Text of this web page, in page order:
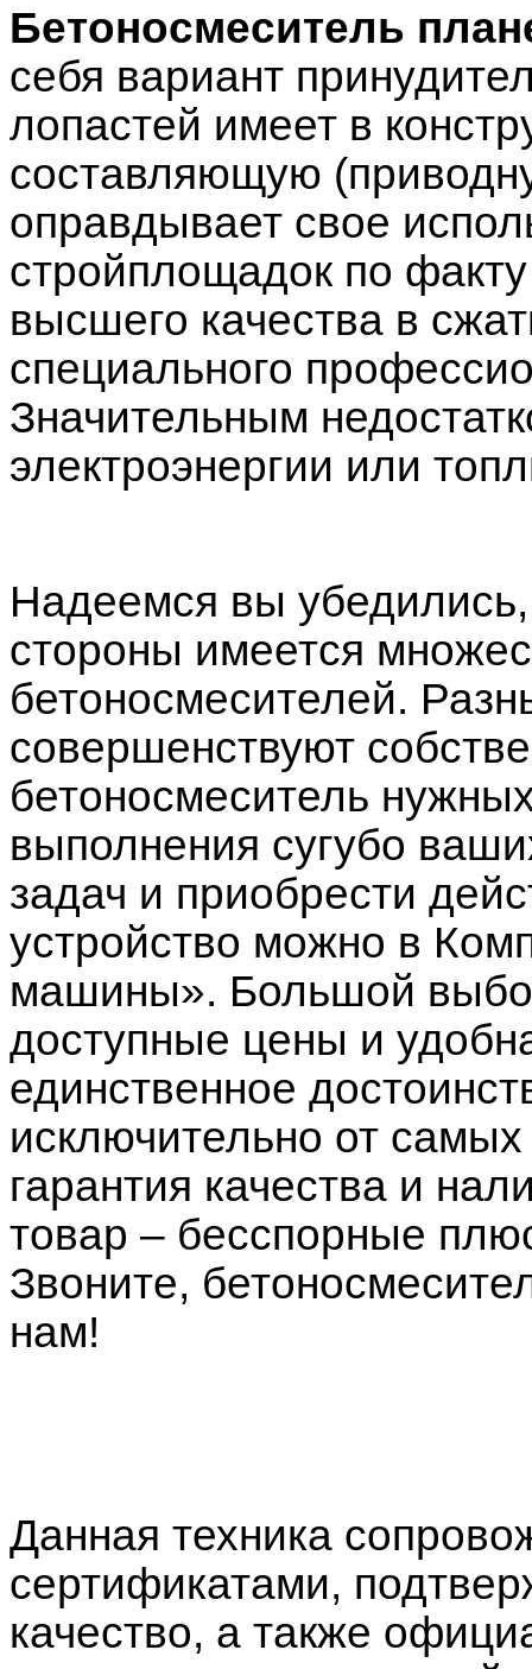
Бетоносмеситель
себя вариант
лопастей имеет в
составляющую
оправдывает свое
стройплощадок по
высшего качества в
специального
Значительным
электроэнергии или
Надеемся вы убедились,
стороны имеется
бетоносмесителей.
совершенствуют
бетоносмеситель
выполнения сугубо
задач и приобрести
устройство можно в
машины». Большой
доступные цены и
единственное
исключительно от
гарантия качества и
товар – бесспорные
Звоните,
нам!
Данная техника
сертификатами,
качество, а также